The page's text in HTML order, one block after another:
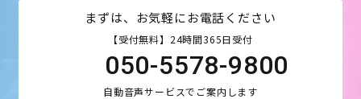
まずは、お気軽にお電話ください
【受付無料】24時間365日受付
050-5578-9800
自動音声サービスでご案内します